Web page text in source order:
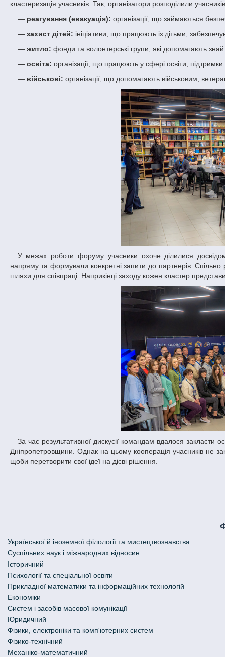
кластеризація учасників. Так, організатори розподілили
— реагування (евакуація): організації, що займаються
— захист дітей: ініціативи, що працюють із дітьми,
— житло: фонди та волонтерські групи, які допомагають
— освіта: організації, що працюють у сфері освіти, підтримки
— військові: організації, що допомагають військовим,
У межах роботи форуму учасники охоче ділилися досвідом та власними напрацюваннями. Разом аналізували слабкі місця кожного
напряму та формували конкретні запити до партнерів.
шляхи для співпраці. Наприкінці заходу кожен кластер
За час результативної дискусії командам вдалося закласти основу для змін та покращення перспектив ініціативного громадського сектору
Дніпропетровщини. Однак на цьому кооперація учасників не
щоби перетворити свої ідеї на дієві рішення.
Української й іноземної філології та мистецтвознавства
Cуспільних наук і міжнародних відносин
Історичний
Психології та спеціальної освіти
Прикладної математики та інформаційних технологій
Економіки
Систем і засобів масової комунікації
Юридичний
Фізики, електроніки та комп'ютерних систем
Фізико-технічний
Механіко-математичний